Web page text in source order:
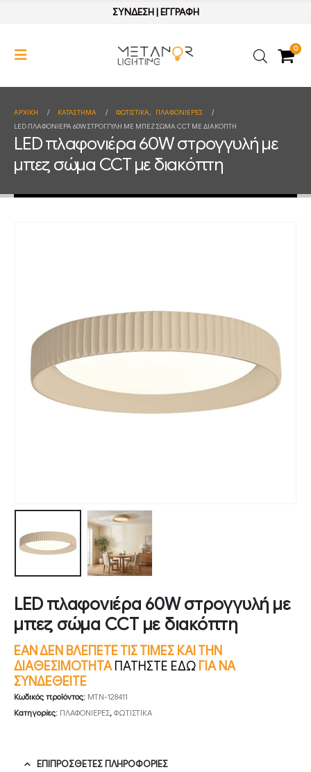
ΣΥΝΔΕΣΗ| ΕΓΓΡΑΦΗ
0
ΑΡΧΙΚΉ ΚΑΤΆΣΤΗΜΑ ΦΩΤΙΣΤΙΚΑ,
ΠΛΑΦΟΝΙΕΡΕΣ
LED ΠΛΑΦΟΝΙΈΡΑ 60W ΣΤΡΟΓΓΥΛΉ ΜΕ ΜΠΕΖ ΣΏΜΑ CCT ΜΕ ΔΙΑΚΌΠΤΗ
LED πλαφονιέρα 60W στρογγυλή με
μπεζ σώμα CCT με διακόπτη
LED πλαφονιέρα 60W στρογγυλή με
μπεζ σώμα CCT με διακόπτη
ΕΑΝ ΔΕΝ ΒΛΕΠΕΤΕ ΤΙΣ ΤΙΜΕΣ ΚΑΙ ΤΗΝ
ΔΙΑΘΕΣΙΜΟΤΗΤΑ ΠΑΤΗΣΤΕ ΕΔΩ ΓΙΑ ΝΑ
ΣΥΝΔΕΘΕΙΤΕ
Κωδικός προϊόντος: MTN-128411
Κατηγορίες: ΠΛΑΦΟΝΙΕΡΕΣ, ΦΩΤΙΣΤΙΚΑ
ΕΠΙΠΡΌΣΘΕΤΕΣ ΠΛΗΡΟΦΟΡΊΕΣ